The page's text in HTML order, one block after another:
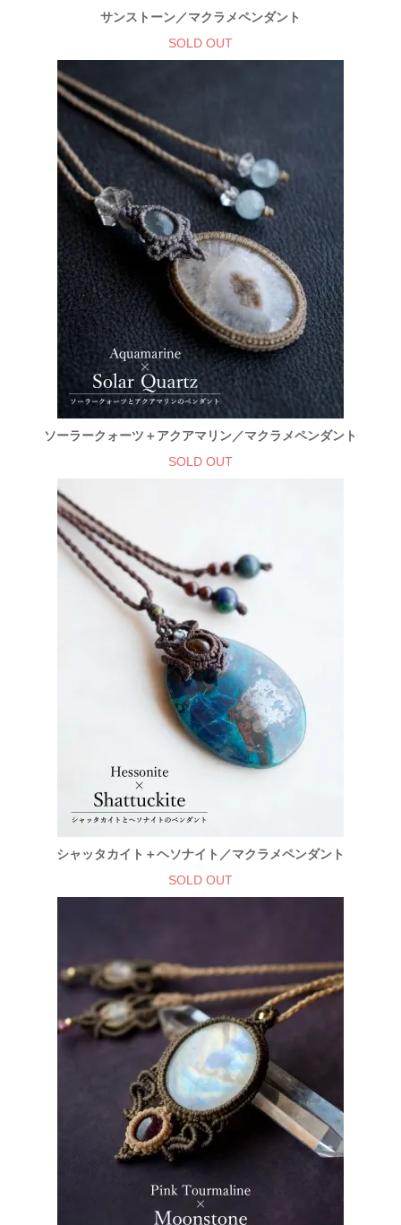
サンストーン／マクラメペンダント
SOLD OUT
ソーラークォーツ＋アクアマリン／マクラメペンダント
SOLD OUT
シャッタカイト＋ヘソナイト／マクラメペンダント
SOLD OUT